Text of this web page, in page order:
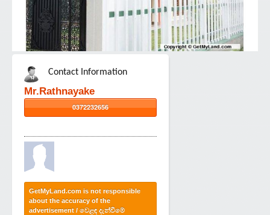
Contact Information
Mr.Rathnayake
0372232656
GetMyLand.com is not responsible
about the accuracy of the
advertisement / වෙළඳ දැන්වීමේ